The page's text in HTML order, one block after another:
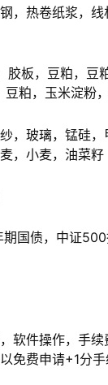
热卷纸浆，线
板，豆粕，豆
豆粕，玉米淀粉
玻璃，锰硅，
，小麦，油菜籽
债，中证
件操作，手续
免费申请+1分